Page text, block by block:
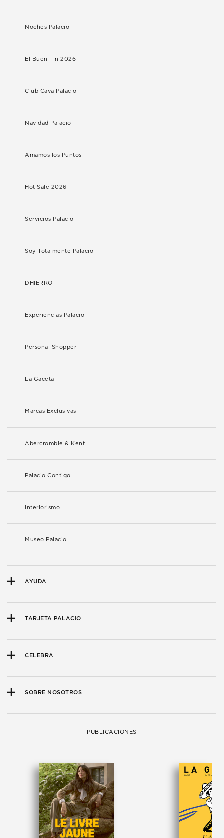
Noches Palacio
El Buen Fin 2026
Club Cava Palacio
Navidad Palacio
Amamos los Puntos
Hot Sale 2026
Servicios Palacio
Soy Totalmente Palacio
DHIERRO
Experiencias Palacio
Personal Shopper
La Gaceta
Marcas Exclusivas
Abercrombie & Kent
Palacio Contigo
Interiorismo
Museo Palacio
AYUDA
TARJETA PALACIO
CELEBRA
SOBRE NOSOTROS
PUBLICACIONES